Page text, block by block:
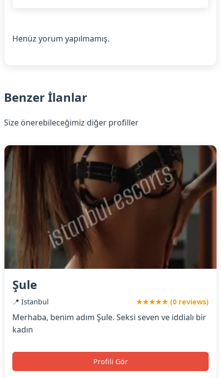
Henüz yorum yapılmamış.
Benzer İlanlar
Size önerebileceğimiz diğer profiller
Şule
📍 İstanbul ★★★★★ (0 reviews)
Merhaba, benim adım Şule. Seksi seven ve iddialı bir
kadın
Profili Gör